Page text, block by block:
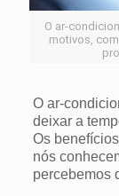
O ar-
motivos,
O ar-
deixar a
Os
nós
percebemos